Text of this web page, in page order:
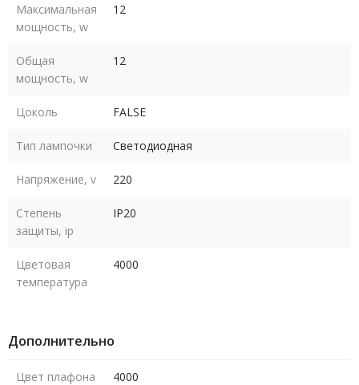
Максимальная
мощность, w
12
Общая
мощность, w
12
Цоколь FALSE
Тип лампочки Светодиодная
Напряжение, v 220
Степень
защиты, ip
IP20
Цветовая
температура
4000
Дополнительно
Цвет плафона
4000